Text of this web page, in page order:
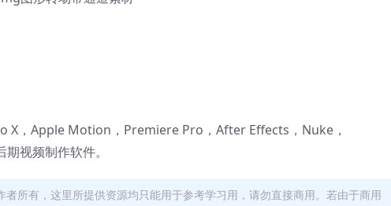
X，Apple Motion，Premiere Pro，After Effects，Nuke，
视频制作软件。
所有，这里所提供资源均只能用于参考学习用，请勿直接商用。若由于商用